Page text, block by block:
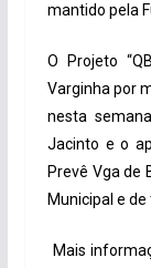
mantido pela
O Projeto
Varginha por
nesta
Jacinto e o
Prevê Vga de
Municipal e
Mais